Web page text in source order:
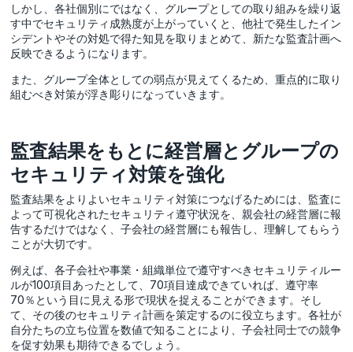
しかし、各社個別にではなく、グループとしての取り組みを繰り返
す中でセキュリティ成熟度が上がっていくと、他社で発生したイン
シデントやその対処で得た知見を取りまとめて、新たな監査計画へ
反映できるようになります。
また、グループ全体としての弱点が見えてくるため、重点的に取り
組むべき対策が浮き彫りになっていきます。
監査結果をもとに経営層とグループの
セキュリティ対策を強化
監査結果をよりよいセキュリティ対策につなげるためには、監査に
よって可視化されたセキュリティ遵守状況を、親会社の経営層に報
告するだけではなく、子会社の経営層にも報告し、理解してもらう
ことが大切です。
例えば、各子会社や事業・組織単位で遵守すべきセキュリティルー
ルが100項目あったとして、70項目達成できていれば、遵守率
70％という目に見える形で現状を捉えることができます。そし
て、その後のセキュリティ計画を策定するのに役立ちます。各社が
自分たちの立ち位置を数値で知ることにより、子会社同士での競争
を促す効果も期待できるでしょう。